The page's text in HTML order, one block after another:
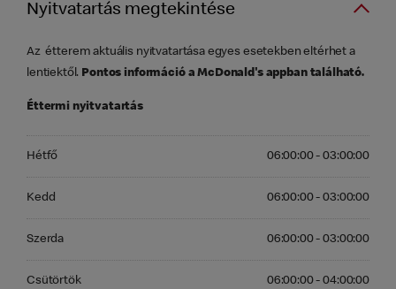
Nyitvatartás megtekintése
Az étterem aktuális nyitvatartása egyes esetekben eltérhet a
lentiektől. Pontos információ a McDonald's appban található.
Éttermi nyitvatartás
Hétfő 06:00:00 - 03:00:00
Kedd 06:00:00 - 03:00:00
Szerda 06:00:00 - 03:00:00
Csütörtök 06:00:00 - 04:00:00